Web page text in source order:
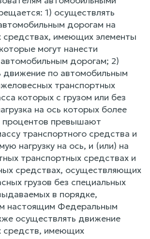
1) осуществлять
дорогам на
средствах, имеющих элементы
могут нанести
дорогам; 2)
движение по автомобильным
транспортных
которых с грузом или без
на ось которых более
процентов превышают
транспортного средства и
нагрузку на ось, и (или) на
транспортных средствах и
средствах, осуществляющих
грузов без специальных
в порядке,
настоящим Федеральным
осуществлять движение
средств, имеющих